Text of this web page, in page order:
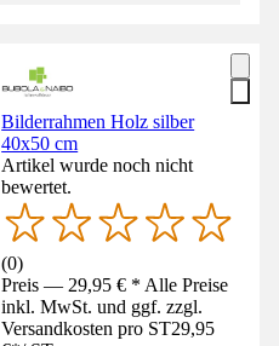
Bilderrahmen Holz silber
40x50 cm
Artikel wurde noch nicht
bewertet.
(0)
Preis — 29,95 € * Alle Preise
inkl. MwSt. und ggf. zzgl.
Versandkosten pro ST29,95